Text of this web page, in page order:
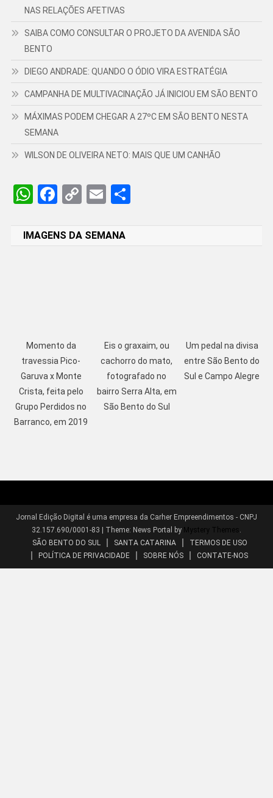
NAS RELAÇÕES AFETIVAS
SAIBA COMO CONSULTAR O PROJETO DA AVENIDA SÃO
BENTO
DIEGO ANDRADE: QUANDO O ÓDIO VIRA ESTRATÉGIA
CAMPANHA DE MULTIVACINAÇÃO JÁ INICIOU EM SÃO BENTO
MÁXIMAS PODEM CHEGAR A 27ºC EM SÃO BENTO NESTA
SEMANA
WILSON DE OLIVEIRA NETO: MAIS QUE UM CANHÃO
WhatsApp
Facebook
CopyEmailShare
IMAGENS DA SEMANA
Momento da
travessia Pico-
Garuva x Monte
Crista, feita pelo
Grupo Perdidos no
Barranco, em 2019
Eis o graxaim, ou
cachorro do mato,
fotografado no
bairro Serra Alta, em
São Bento do Sul
Um pedal na divisa
entre São Bento do
Sul e Campo Alegre
Jornal Edição Digital é uma empresa da Carher Empreendimentos - CNPJ
32.157.690/0001-83 | Theme: News Portal by Mystery Themes .
SÃO BENTO DO SUL
SANTA CATARINA
TERMOS DE USO
POLÍTICA DE PRIVACIDADE
SOBRE NÓS CONTATE-NOS